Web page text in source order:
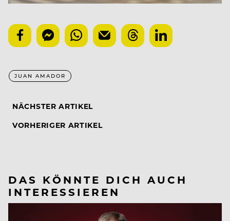
JUAN AMADOR
NÄCHSTER ARTIKEL
VORHERIGER ARTIKEL
DAS KÖNNTE DICH AUCH
INTERESSIEREN